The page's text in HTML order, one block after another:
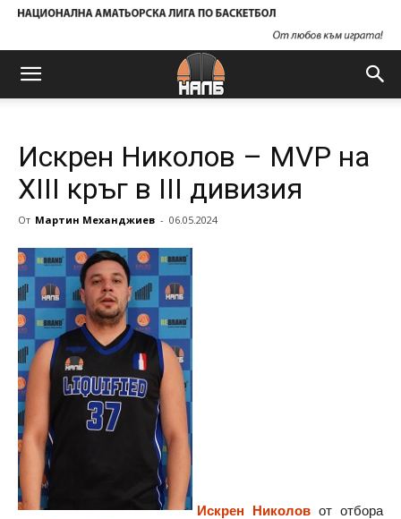
Искрен Николов – MVP на
XIII кръг в III дивизия
От Мартин Механджиев - 06.05.2024
Искрен Николов от отбора